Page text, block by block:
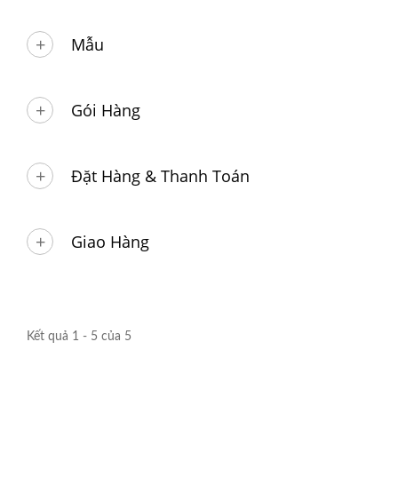
Mẫu
Gói Hàng
Đặt Hàng & Thanh Toán
Giao Hàng
Kết quả 1 - 5 của 5